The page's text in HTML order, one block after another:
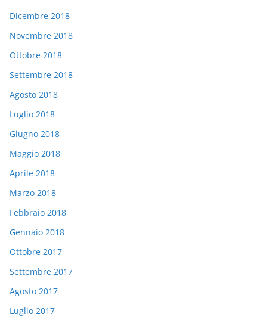
Dicembre 2018
Novembre 2018
Ottobre 2018
Settembre 2018
Agosto 2018
Luglio 2018
Giugno 2018
Maggio 2018
Aprile 2018
Marzo 2018
Febbraio 2018
Gennaio 2018
Ottobre 2017
Settembre 2017
Agosto 2017
Luglio 2017